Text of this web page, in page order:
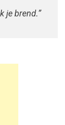
je brend.”